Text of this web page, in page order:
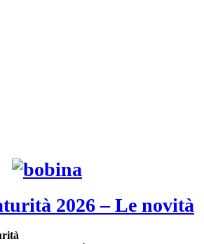
2026 – Le novità